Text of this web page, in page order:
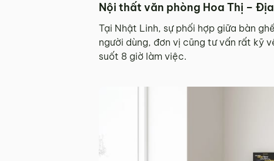
Nội thất văn phòng Hoa Thị –
Tại Nhật Linh, sự phối hợp giữa bàn
người dùng, đơn vị cũng tư vấn rất kỹ
suốt 8 giờ làm việc.